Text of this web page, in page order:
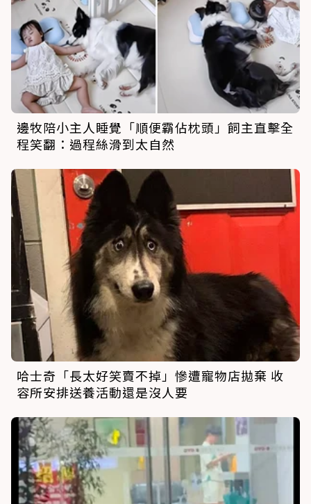
邊牧陪小主人睡覺「順便霸佔枕頭」飼主直擊全
程笑翻：過程絲滑到太自然
哈士奇「長太好笑賣不掉」慘遭寵物店拋棄 收
容所安排送養活動還是沒人要